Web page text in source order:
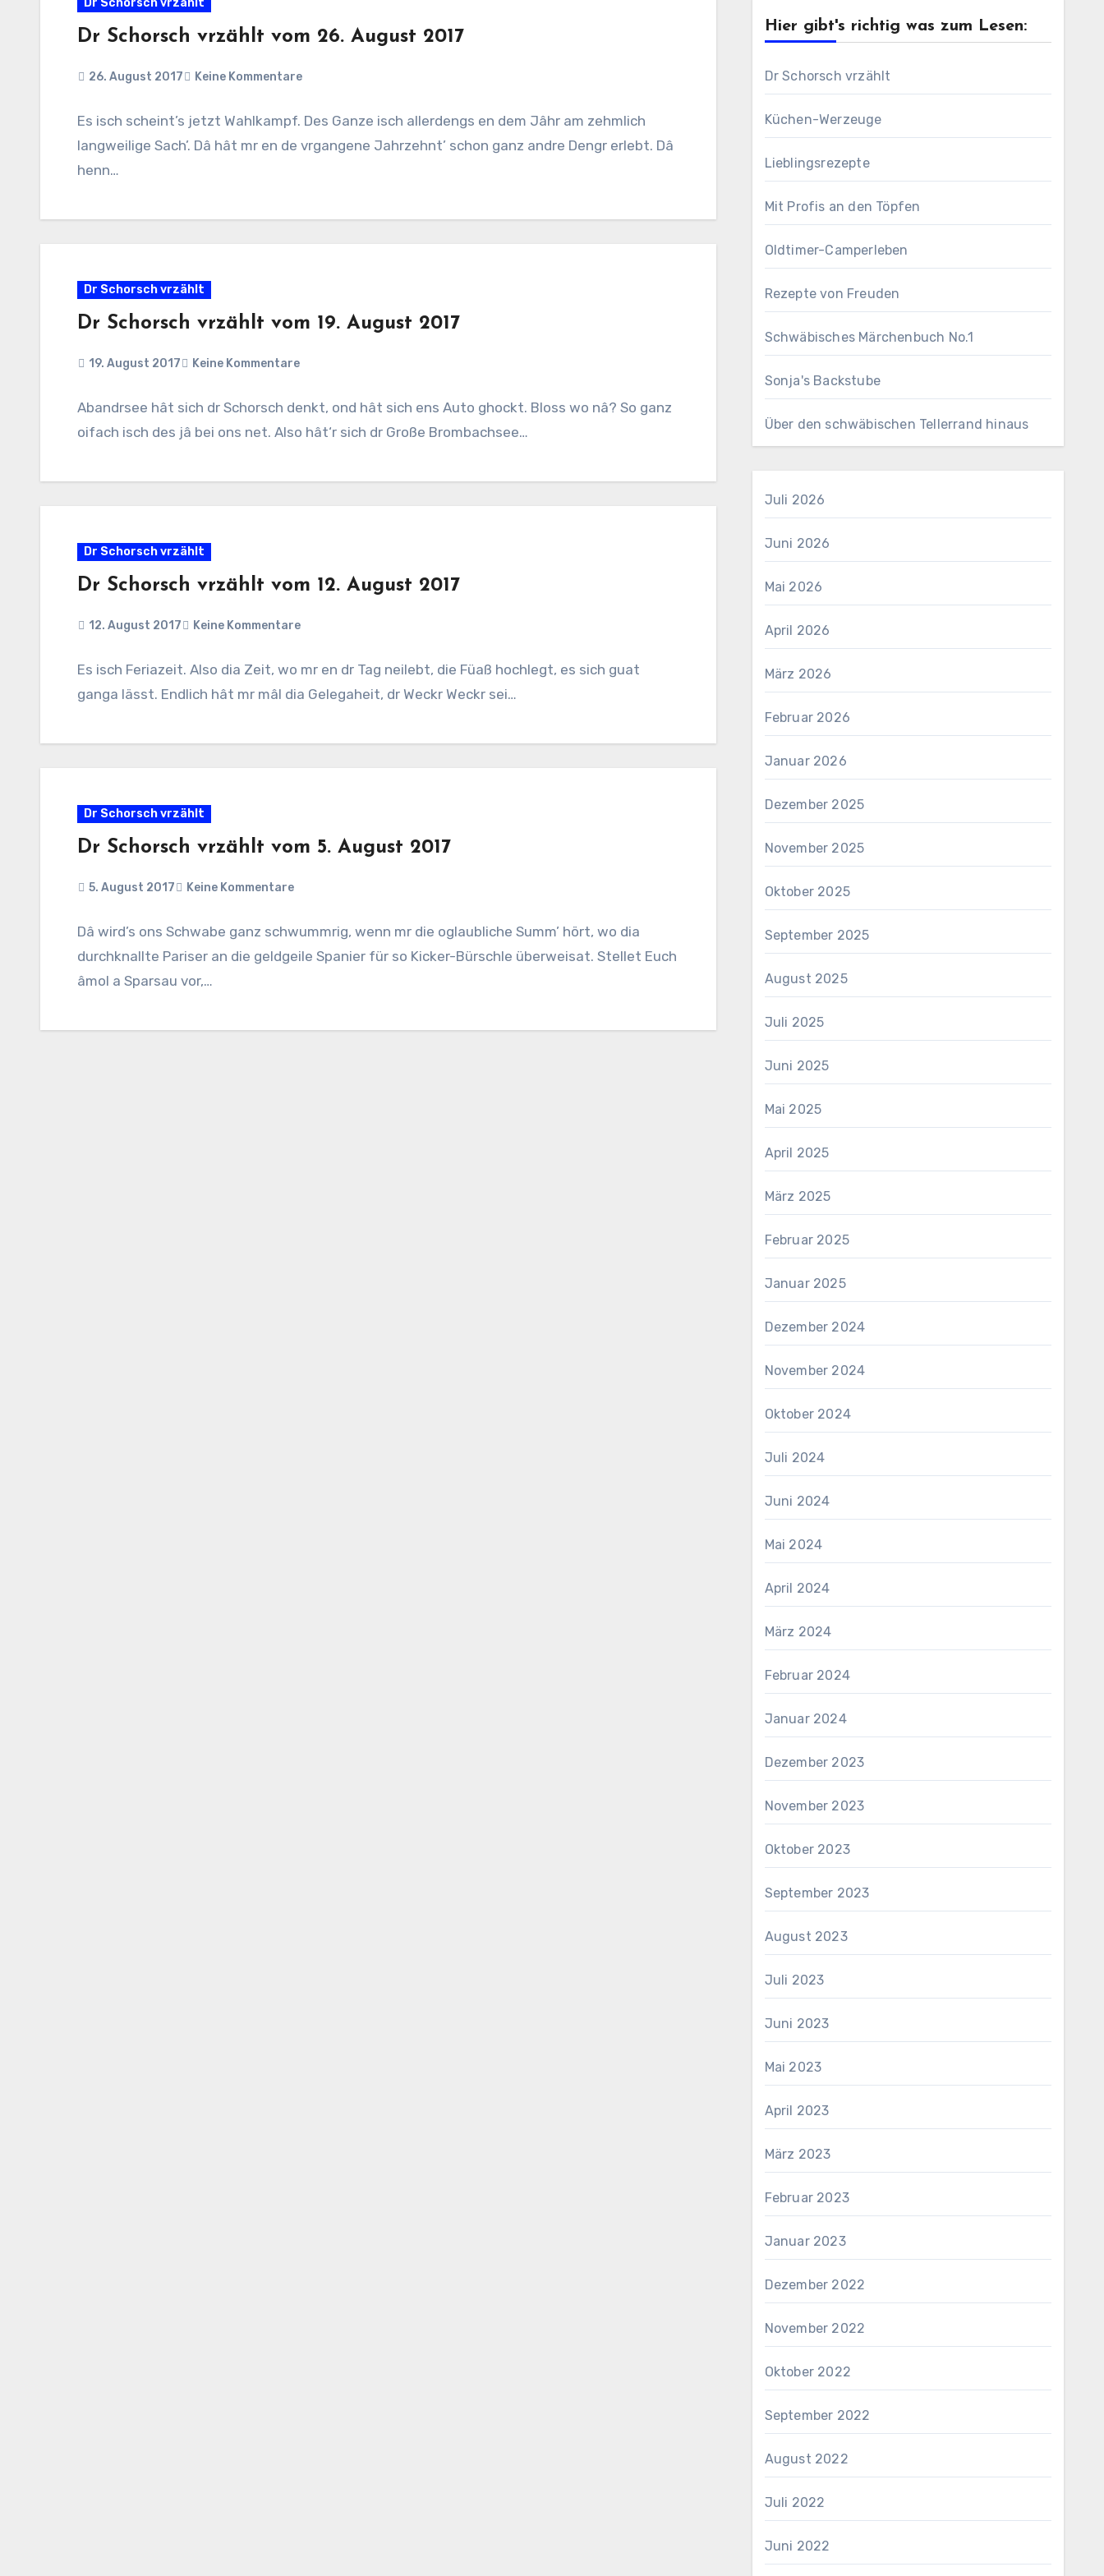
Dr Schorsch vrzählt
Dr Schorsch vrzählt vom 26. August 2017
26. August 2017 Keine Kommentare
Es isch scheint’s jetzt Wahlkampf. Des Ganze isch allerdengs en dem Jâhr am zehmlich
langweilige Sach’. Dâ hât mr en de vrgangene Jahrzehnt’ schon ganz andre Dengr erlebt. Dâ
henn…
Dr Schorsch vrzählt
Dr Schorsch vrzählt vom 19. August 2017
19. August 2017 Keine Kommentare
Abandrsee hât sich dr Schorsch denkt, ond hât sich ens Auto ghockt. Bloss wo nâ? So ganz
oifach isch des jâ bei ons net. Also hât‘r sich dr Große Brombachsee…
Dr Schorsch vrzählt
Dr Schorsch vrzählt vom 12. August 2017
12. August 2017 Keine Kommentare
Es isch Feriazeit. Also dia Zeit, wo mr en dr Tag neilebt, die Füaß hochlegt, es sich guat
ganga lässt. Endlich hât mr mâl dia Gelegaheit, dr Weckr Weckr sei…
Dr Schorsch vrzählt
Dr Schorsch vrzählt vom 5. August 2017
5. August 2017 Keine Kommentare
Dâ wird’s ons Schwabe ganz schwummrig, wenn mr die oglaubliche Summ’ hört, wo dia
durchknallte Pariser an die geldgeile Spanier für so Kicker-Bürschle überweisat. Stellet Euch
âmol a Sparsau vor,…
Hier gibt's richtig was zum Lesen:
Dr Schorsch vrzählt
Küchen-Werzeuge
Lieblingsrezepte
Mit Profis an den Töpfen
Oldtimer-Camperleben
Rezepte von Freuden
Schwäbisches Märchenbuch No.1
Sonja's Backstube
Über den schwäbischen Tellerrand hinaus
Juli 2026
Juni 2026
Mai 2026
April 2026
März 2026
Februar 2026
Januar 2026
Dezember 2025
November 2025
Oktober 2025
September 2025
August 2025
Juli 2025
Juni 2025
Mai 2025
April 2025
März 2025
Februar 2025
Januar 2025
Dezember 2024
November 2024
Oktober 2024
Juli 2024
Juni 2024
Mai 2024
April 2024
März 2024
Februar 2024
Januar 2024
Dezember 2023
November 2023
Oktober 2023
September 2023
August 2023
Juli 2023
Juni 2023
Mai 2023
April 2023
März 2023
Februar 2023
Januar 2023
Dezember 2022
November 2022
Oktober 2022
September 2022
August 2022
Juli 2022
Juni 2022